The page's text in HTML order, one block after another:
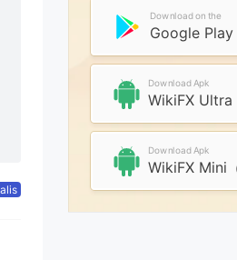
Download on the
Google Play
Download Apk
WikiFX Ultra
Download Apk
WikiFX Mini